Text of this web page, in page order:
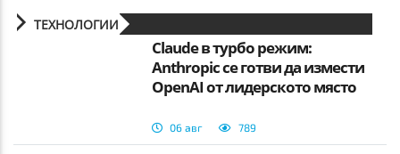
ТЕХНОЛОГИИ
Claude в турбо режим:
Anthropic се готви да измести
OpenAI от лидерското място
06 авг 789